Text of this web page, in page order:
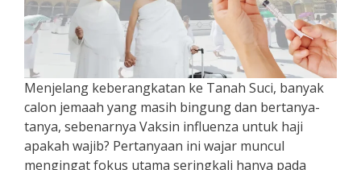
Menjelang keberangkatan ke Tanah Suci, banyak
calon jemaah yang masih bingung dan bertanya-
tanya, sebenarnya Vaksin influenza untuk haji
apakah wajib? Pertanyaan ini wajar muncul
mengingat fokus utama seringkali hanya pada